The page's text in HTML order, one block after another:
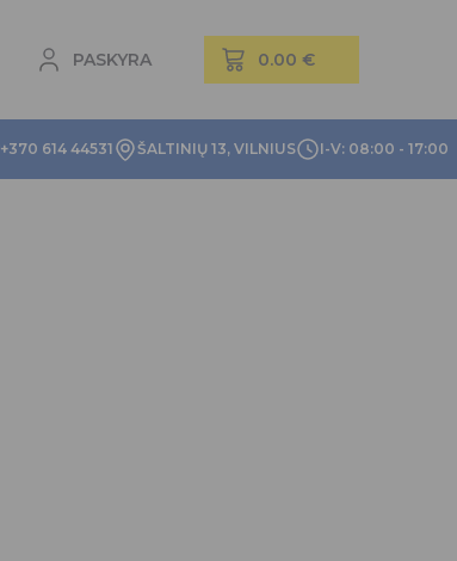
PASKYRA
+370 614 44531 ŠALTINIŲ 13, VILNIUS I-V: 08:00 - 17:00